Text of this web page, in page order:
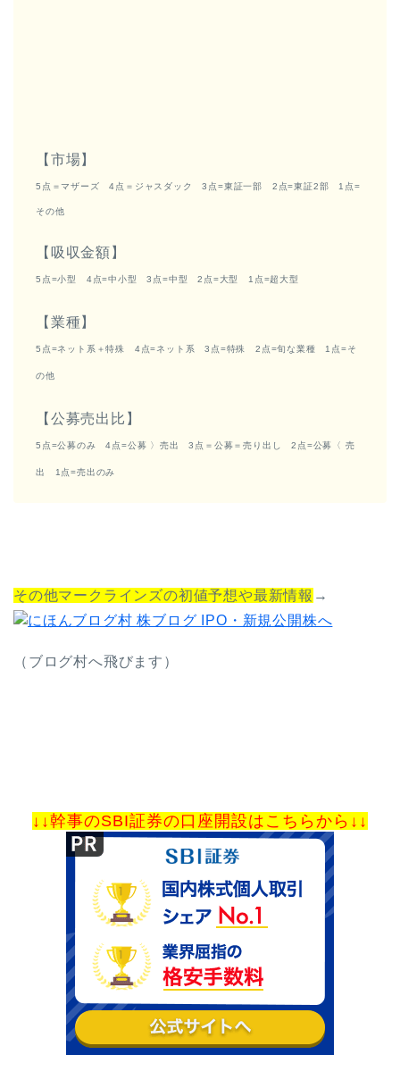
【市場】
5点＝マザーズ 4点＝ジャスダック 3点=東証一部 2点=東証2部 1点=
その他
【吸収金額】
5点=小型 4点=中小型 3点=中型 2点=大型 1点=超大型
【業種】
5点=ネット系＋特殊 4点=ネット系 3点=特殊 2点=旬な業種 1点=そ
の他
【公募売出比】
5点=公募のみ 4点=公募 〉売出 3点＝公募＝売り出し 2点=公募〈 売
出 1点=売出のみ
その他マークラインズの初値予想や最新情報 →
（ブログ村へ飛びます）
↓↓幹事のSBI証券の口座開設はこちらから↓↓